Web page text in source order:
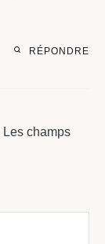
RÉPONDRE
Les champs